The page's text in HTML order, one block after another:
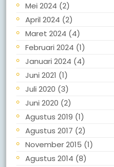
Mei 2024 (2)
April 2024 (2)
Maret 2024 (4)
Februari 2024 (1)
Januari 2024 (4)
Juni 2021 (1)
Juli 2020 (3)
Juni 2020 (2)
Agustus 2019 (1)
Agustus 2017 (2)
November 2015 (1)
Agustus 2014 (8)